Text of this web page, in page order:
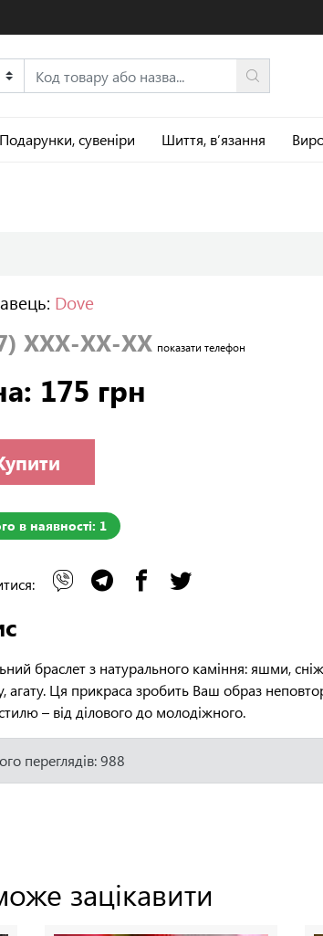
Подарунки, сувеніри Шиття, в’язання
Dove
XXX-XX-XX показати телефон
175 грн
в наявності: 1
браслет з натурального каміння: яшми,
агату. Ця прикраса зробить Ваш образ
– від ділового до молодіжного.
переглядів: 988
зацікавити